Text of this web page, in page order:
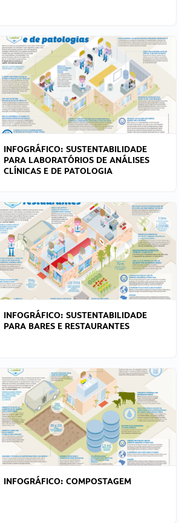
INFOGRÁFICO: SUSTENTABILIDADE
PARA LABORATÓRIOS DE ANÁLISES
CLÍNICAS E DE PATOLOGIA
INFOGRÁFICO: SUSTENTABILIDADE
PARA BARES E RESTAURANTES
INFOGRÁFICO: COMPOSTAGEM